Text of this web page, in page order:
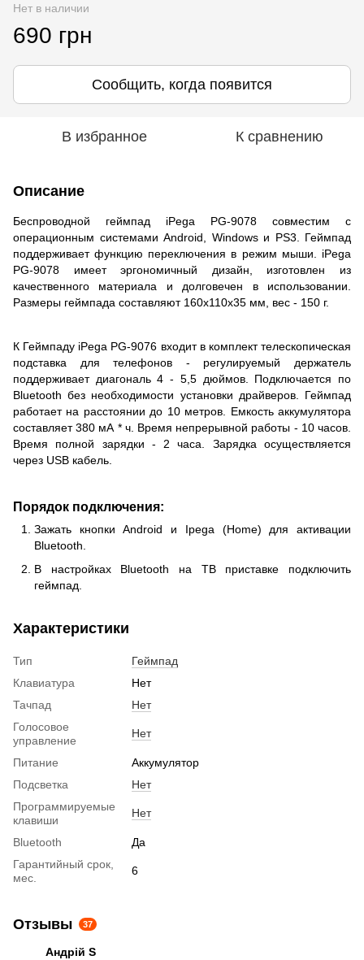
Нет в наличии
690 грн
Сообщить, когда появится
В избранное К сравнению
Описание
Беспроводной геймпад iPega PG-9078 совместим с
операционным системами Android, Windows и PS3. Геймпад
поддерживает функцию переключения в режим мыши. iPega
PG-9078 имеет эргономичный дизайн, изготовлен из
качественного материала и долговечен в использовании.
Размеры геймпада составляют 160x110x35 мм, вес - 150 г.
К Геймпаду iPega PG-9076 входит в комплект телескопическая
подставка для телефонов - регулируемый держатель
поддерживает диагональ 4 - 5,5 дюймов. Подключается по
Bluetooth без необходимости установки драйверов. Геймпад
работает на расстоянии до 10 метров. Емкость аккумулятора
составляет 380 мА * ч. Время непрерывной работы - 10 часов.
Время полной зарядки - 2 часа. Зарядка осуществляется
через USB кабель.
Порядок подключения:
Зажать кнопки Android и Ipega (Home) для активации
Bluetooth.
В настройках Bluetooth на ТВ приставке подключить
геймпад.
Характеристики
Тип
Геймпад
Клавиатура
Нет
Тачпад
Нет
Голосовое
управление
Нет
Питание
Аккумулятор
Подсветка
Нет
Программируемые
клавиши
Нет
Bluetooth
Да
Гарантийный срок,
мес.
6
Отзывы 37
Андрій S